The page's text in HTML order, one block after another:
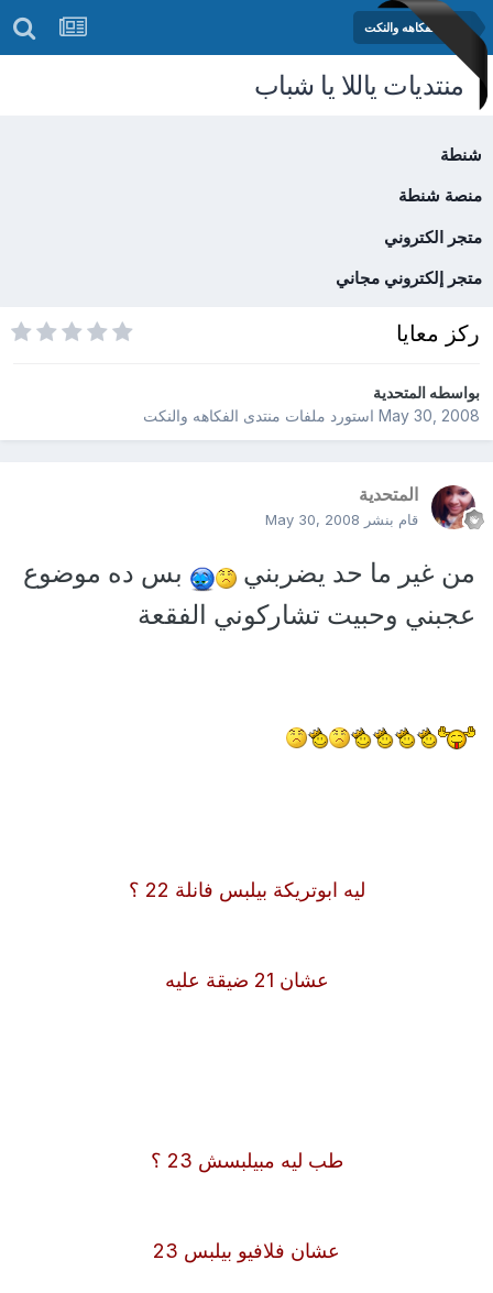
منتدى الفكاهه والنكت
منتديات ياللا يا شباب
شنطة
منصة شنطة
متجر الكتروني
متجر إلكتروني مجاني
ركز معايا
بواسطهالمتحدية
May 30, 2008استورد ملفات منتدى الفكاهه والنكت
المتحدية
قام بنشر May 30, 2008
من غير ما حد يضربني
بس ده موضوع
عجبني وحبيت تشاركوني الفقعة
ليه ابوتريكة بيلبس فانلة 22 ؟
عشان 21 ضيقة عليه
طب ليه مبيلبسش 23 ؟
عشان فلافيو بيلبس 23